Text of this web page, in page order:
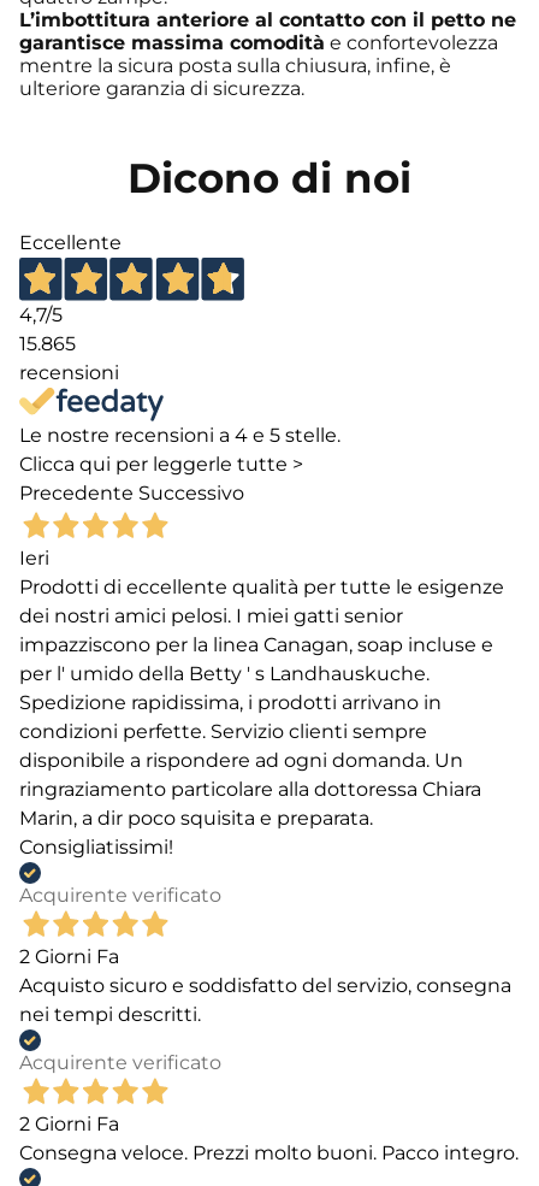
L’imbottitura anteriore al contatto con il petto ne
garantisce massima comodità e confortevolezza
mentre la sicura posta sulla chiusura, infine, è
ulteriore garanzia di sicurezza.
Dicono di noi
Eccellente
4,7/5
15.865
recensioni
Le nostre recensioni a 4 e 5 stelle.
Clicca qui per leggerle tutte >
Precedente Successivo
Ieri
Prodotti di eccellente qualità per tutte le esigenze
dei nostri amici pelosi. I miei gatti senior
impazziscono per la linea Canagan, soap incluse e
per l' umido della Betty ' s Landhauskuche.
Spedizione rapidissima, i prodotti arrivano in
condizioni perfette. Servizio clienti sempre
disponibile a rispondere ad ogni domanda. Un
ringraziamento particolare alla dottoressa Chiara
Marin, a dir poco squisita e preparata.
Consigliatissimi!
Acquirente verificato
2 Giorni Fa
Acquisto sicuro e soddisfatto del servizio, consegna
nei tempi descritti.
Acquirente verificato
2 Giorni Fa
Consegna veloce. Prezzi molto buoni. Pacco integro.